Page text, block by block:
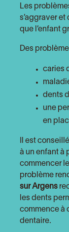
Les
s’aggraver
que l’enfant
Des
caries
dents
une
en
Il est
à un enfant à
commencer
problème
sur Argens
les dents
commence à
dentaire.